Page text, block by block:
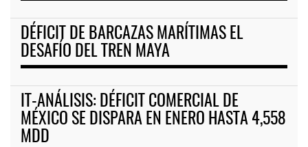
DÉFICIT DE BARCAZAS MARÍTIMAS EL
DESAFÍO DEL TREN MAYA
IT-ANÁLISIS: DÉFICIT COMERCIAL DE
MÉXICO SE DISPARA EN ENERO HASTA 4,558
MDD